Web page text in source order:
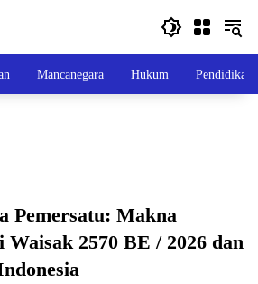
Mancanegara Hukum Pendidikan
Pemersatu: Makna
2570 BE / 2026 dan